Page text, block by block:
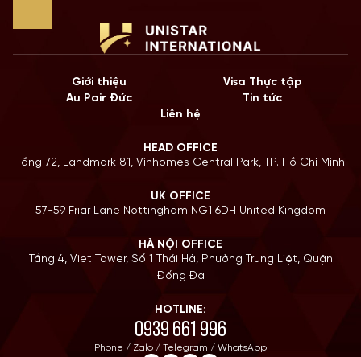
Giới thiệu
Visa Thực tập
Au Pair Đức
Tin tức
Liên hệ
HEAD OFFICE
Tầng 72, Landmark 81, Vinhomes Central Park, TP. Hồ Chí Minh
UK OFFICE
57-59 Friar Lane Nottingham NG1 6DH United Kingdom
HÀ NỘI OFFICE
Tầng 4, Viet Tower, Số 1 Thái Hà, Phường Trung Liệt, Quận
Đống Đa
HOTLINE:
0939 661 996
Phone / Zalo / Telegram / WhatsApp